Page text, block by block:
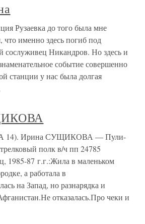
Рузаевка до того была мне
что именно здесь погиб под
сослуживец Никандров. Но здесь и
событие совершенно
станции у нас была долгая
14). Ирина СУЩИКОВА — Пули-
полк в/ч пп 24785
1985-87 г.г.:Жила в маленьком
а работала в
на Запад, но разнарядка и
отказалась.Про чеки и